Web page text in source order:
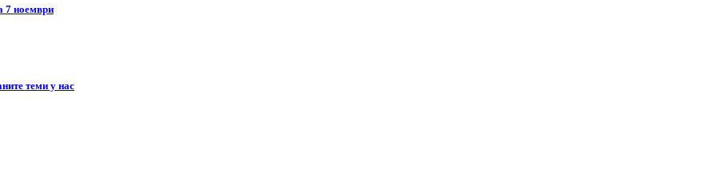
7 ноември
теми у нас